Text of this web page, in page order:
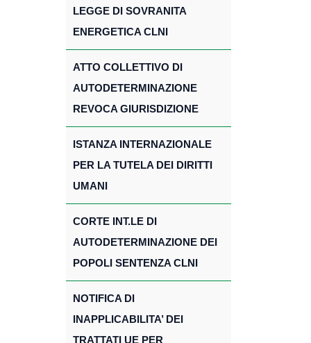
LEGGE DI SOVRANITA
ENERGETICA CLNI
ATTO COLLETTIVO DI
AUTODETERMINAZIONE
REVOCA GIURISDIZIONE
ISTANZA INTERNAZIONALE
PER LA TUTELA DEI DIRITTI
UMANI
CORTE INT.LE DI
AUTODETERMINAZIONE DEI
POPOLI SENTENZA CLNI
NOTIFICA DI
INAPPLICABILITA’ DEI
TRATTATI UE PER